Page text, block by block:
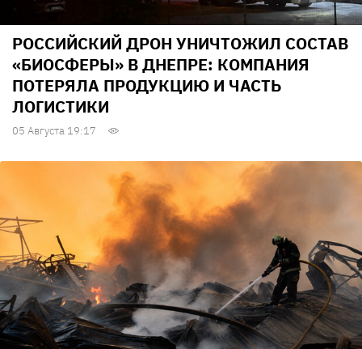
РОССИЙСКИЙ ДРОН УНИЧТОЖИЛ СОСТАВ
«БИОСФЕРЫ» В ДНЕПРЕ: КОМПАНИЯ
ПОТЕРЯЛА ПРОДУКЦИЮ И ЧАСТЬ
ЛОГИСТИКИ
05 Августа 19:17